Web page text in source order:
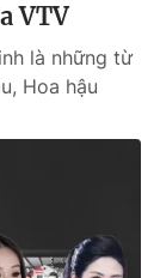
VTV
là những từ
Hoa hậu